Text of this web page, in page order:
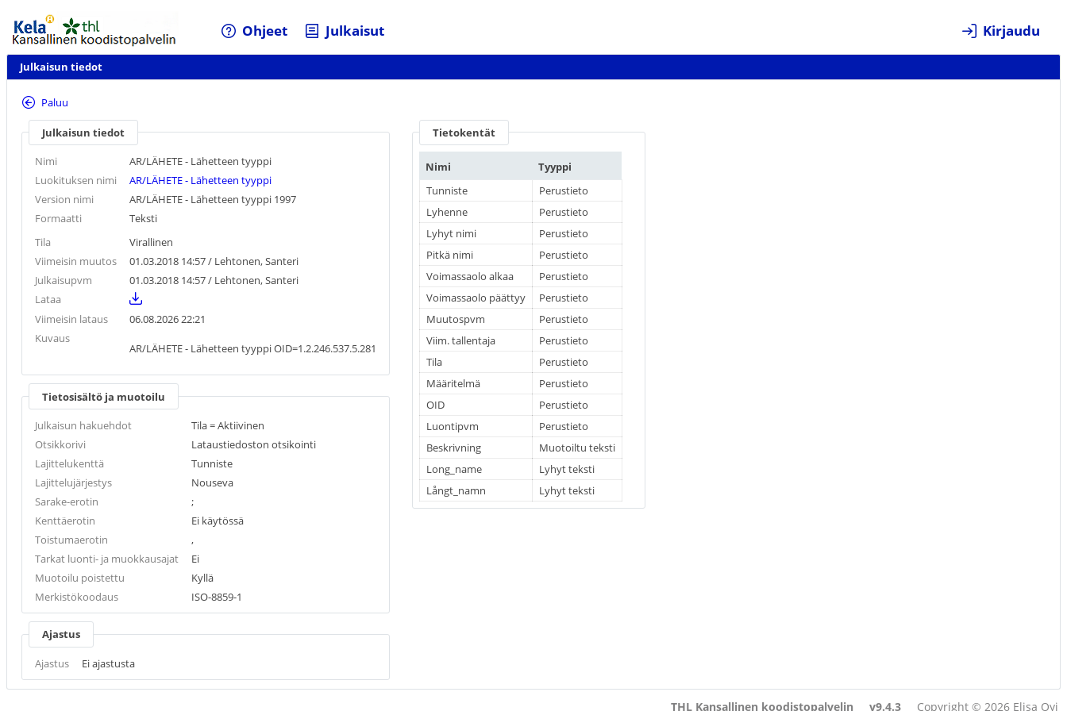
Ohjeet Julkaisut Kirjaudu
Julkaisun tiedot
Paluu
Julkaisun tiedot
Nimi
AR/LÄHETE - Lähetteen tyyppi
Luokituksen nimi
AR/LÄHETE - Lähetteen tyyppi
Version nimi
AR/LÄHETE - Lähetteen tyyppi 1997
Formaatti
Teksti
Tila
Virallinen
Viimeisin muutos
01.03.2018 14:57/ Lehtonen, Santeri
Julkaisupvm
01.03.2018 14:57/ Lehtonen, Santeri
Lataa
Viimeisin lataus
06.08.2026 22:21
Kuvaus
AR/LÄHETE - Lähetteen tyyppiOID=1.2.246.537.5.281
Tietosisältö ja muotoilu
Julkaisun hakuehdot
Tila = Aktiivinen
Otsikkorivi
Lataustiedoston otsikointi
Lajittelukenttä
Tunniste
Lajittelujärjestys
Nouseva
Sarake-erotin
;
Kenttäerotin
Ei käytössä
Toistumaerotin
,
Tarkat luonti- ja muokkausajat
Ei
Muotoilu poistettu
Kyllä
Merkistökoodaus
ISO-8859-1
Ajastus
Ajastus Ei ajastusta
Tietokentät
Nimi
Tyyppi
Tunniste
Perustieto
Lyhenne
Perustieto
Lyhyt nimi
Perustieto
Pitkä nimi
Perustieto
Voimassaolo alkaa
Perustieto
Voimassaolo päättyy
Perustieto
Muutospvm
Perustieto
Viim. tallentaja
Perustieto
Tila
Perustieto
Määritelmä
Perustieto
OID
Perustieto
Luontipvm
Perustieto
Beskrivning
Muotoiltu teksti
Long_name
Lyhyt teksti
Långt_namn
Lyhyt teksti
THL Kansallinen koodistopalvelin v9.4.3 Copyright © 2026 Elisa Oyj